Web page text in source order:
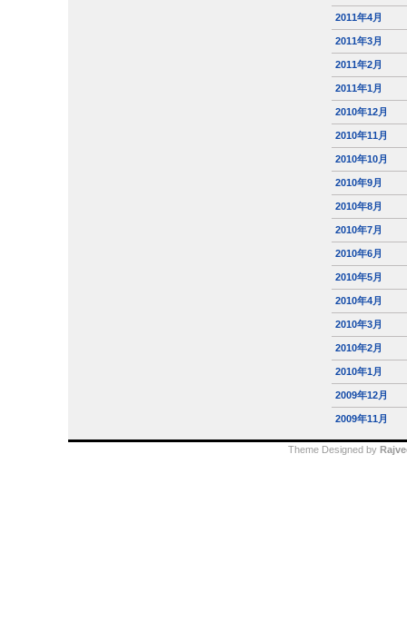
2011年4月
2011年3月
2011年2月
2011年1月
2010年12月
2010年11月
2010年10月
2010年9月
2010年8月
2010年7月
2010年6月
2010年5月
2010年4月
2010年3月
2010年2月
2010年1月
2009年12月
2009年11月
Theme Designed by